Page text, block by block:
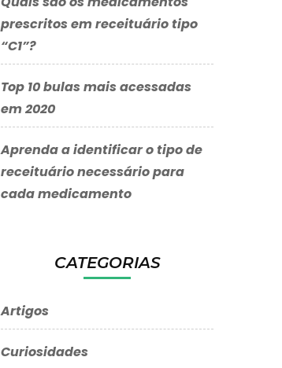
prescritos em receituário tipo
“C1”?
Top 10 bulas mais acessadas
em 2020
Aprenda a identificar o tipo de
receituário necessário para
cada medicamento
CATEGORIAS
Artigos
Curiosidades